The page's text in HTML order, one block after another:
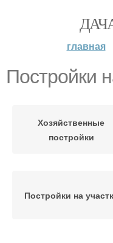
главная
Постройки
Хозяйственные
постройки
Постройки на